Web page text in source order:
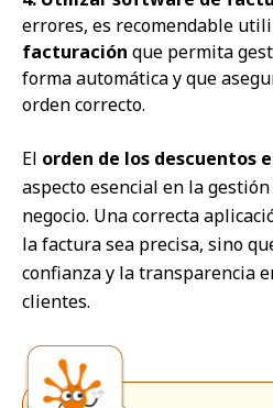
errores, es recomendable
facturación que permita
forma automática y que
orden correcto.
El orden de los descuentos
aspecto esencial en la
negocio. Una correcta
la factura sea precisa, sino
confianza y la transparencia
clientes.